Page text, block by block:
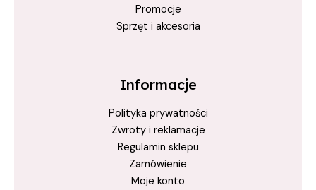
Promocje
Sprzęt i akcesoria
Informacje
Polityka prywatności
Zwroty i reklamacje
Regulamin sklepu
Zamówienie
Moje konto